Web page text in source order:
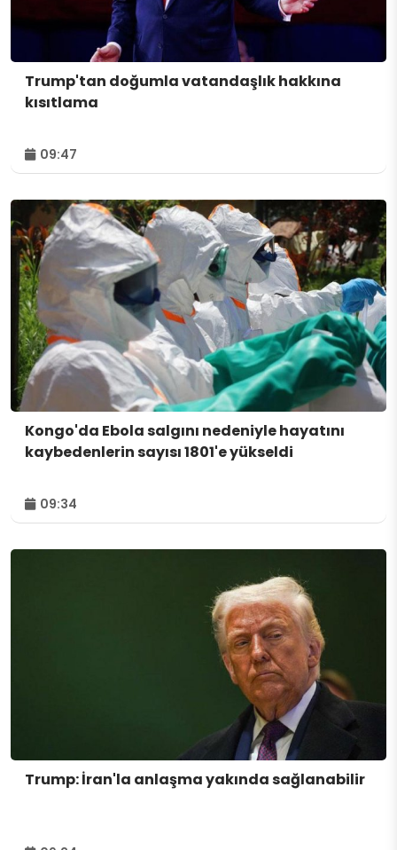
Trump'tan doğumla vatandaşlık hakkına
kısıtlama
09:47
Kongo'da Ebola salgını nedeniyle hayatını
kaybedenlerin sayısı 1801'e yükseldi
09:34
Trump: İran'la anlaşma yakında sağlanabilir